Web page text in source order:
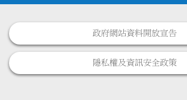
政府網站資料開放宣告
隱私權及資訊安全政策